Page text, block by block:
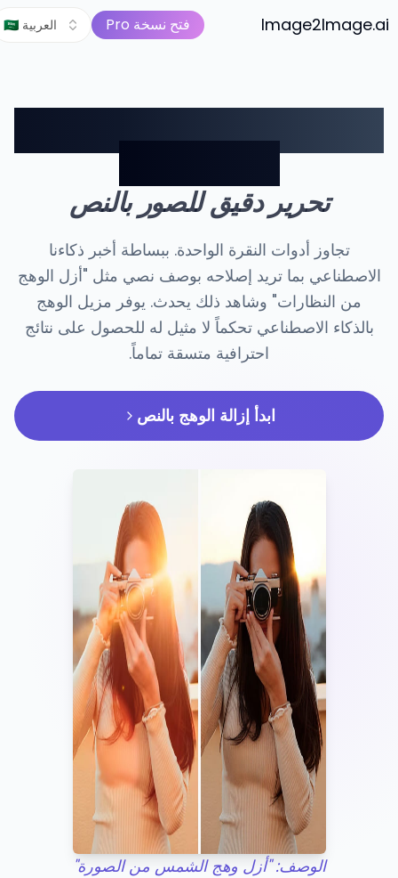
Image2Image.ai
مجموعة أدوات الصور AI صورة إلى فيديو الأسعار فتح نسخة Pro 🇸🇦 العربية
صف التعديل، وأزل الوهج فوراً
من أي صورة
تحرير دقيق للصور بالنص
تجاوز أدوات النقرة الواحدة. ببساطة أخبر ذكاءنا
الاصطناعي بما تريد إصلاحه بوصف نصي مثل "أزل الوهج
من النظارات" وشاهد ذلك يحدث. يوفر مزيل الوهج
بالذكاء الاصطناعي تحكماً لا مثيل له للحصول على نتائج
احترافية متسقة تماماً.
ابدأ إزالة الوهج بالنص
الوصف: "أزل وهج الشمس من الصورة"